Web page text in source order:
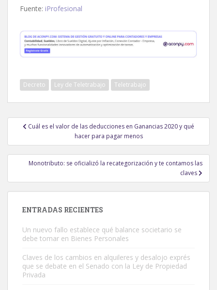
Fuente: iProfesional
Decreto Ley de Teletrabajo Teletrabajo
Navegación
entradas
Cuál es el valor de las deducciones en Ganancias 2020 y qué
hacer para pagar menos
Monotributo: se oficializó la recategorización y te contamos las
claves
ENTRADAS RECIENTES
Un nuevo fallo establece qué balance societario se
debe tomar en Bienes Personales
Claves de los cambios en alquileres y desalojo exprés
que se debate en el Senado con la Ley de Propiedad
Privada